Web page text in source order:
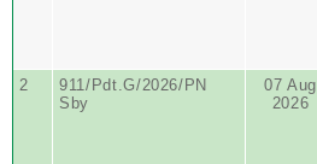
2
911/Pdt.G/2026/PN
Sby
07 Aug
2026